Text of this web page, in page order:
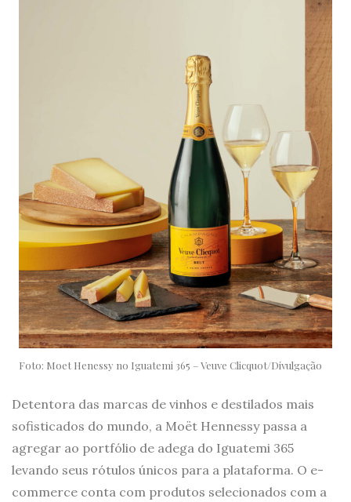
Foto: Moet Henessy no Iguatemi 365 – Veuve Clicquot/Divulgação
Detentora das marcas de vinhos e destilados mais
sofisticados do mundo, a Moët Hennessy passa a
agregar ao portfólio de adega do Iguatemi 365
levando seus rótulos únicos para a plataforma. O e-
commerce conta com produtos selecionados com a